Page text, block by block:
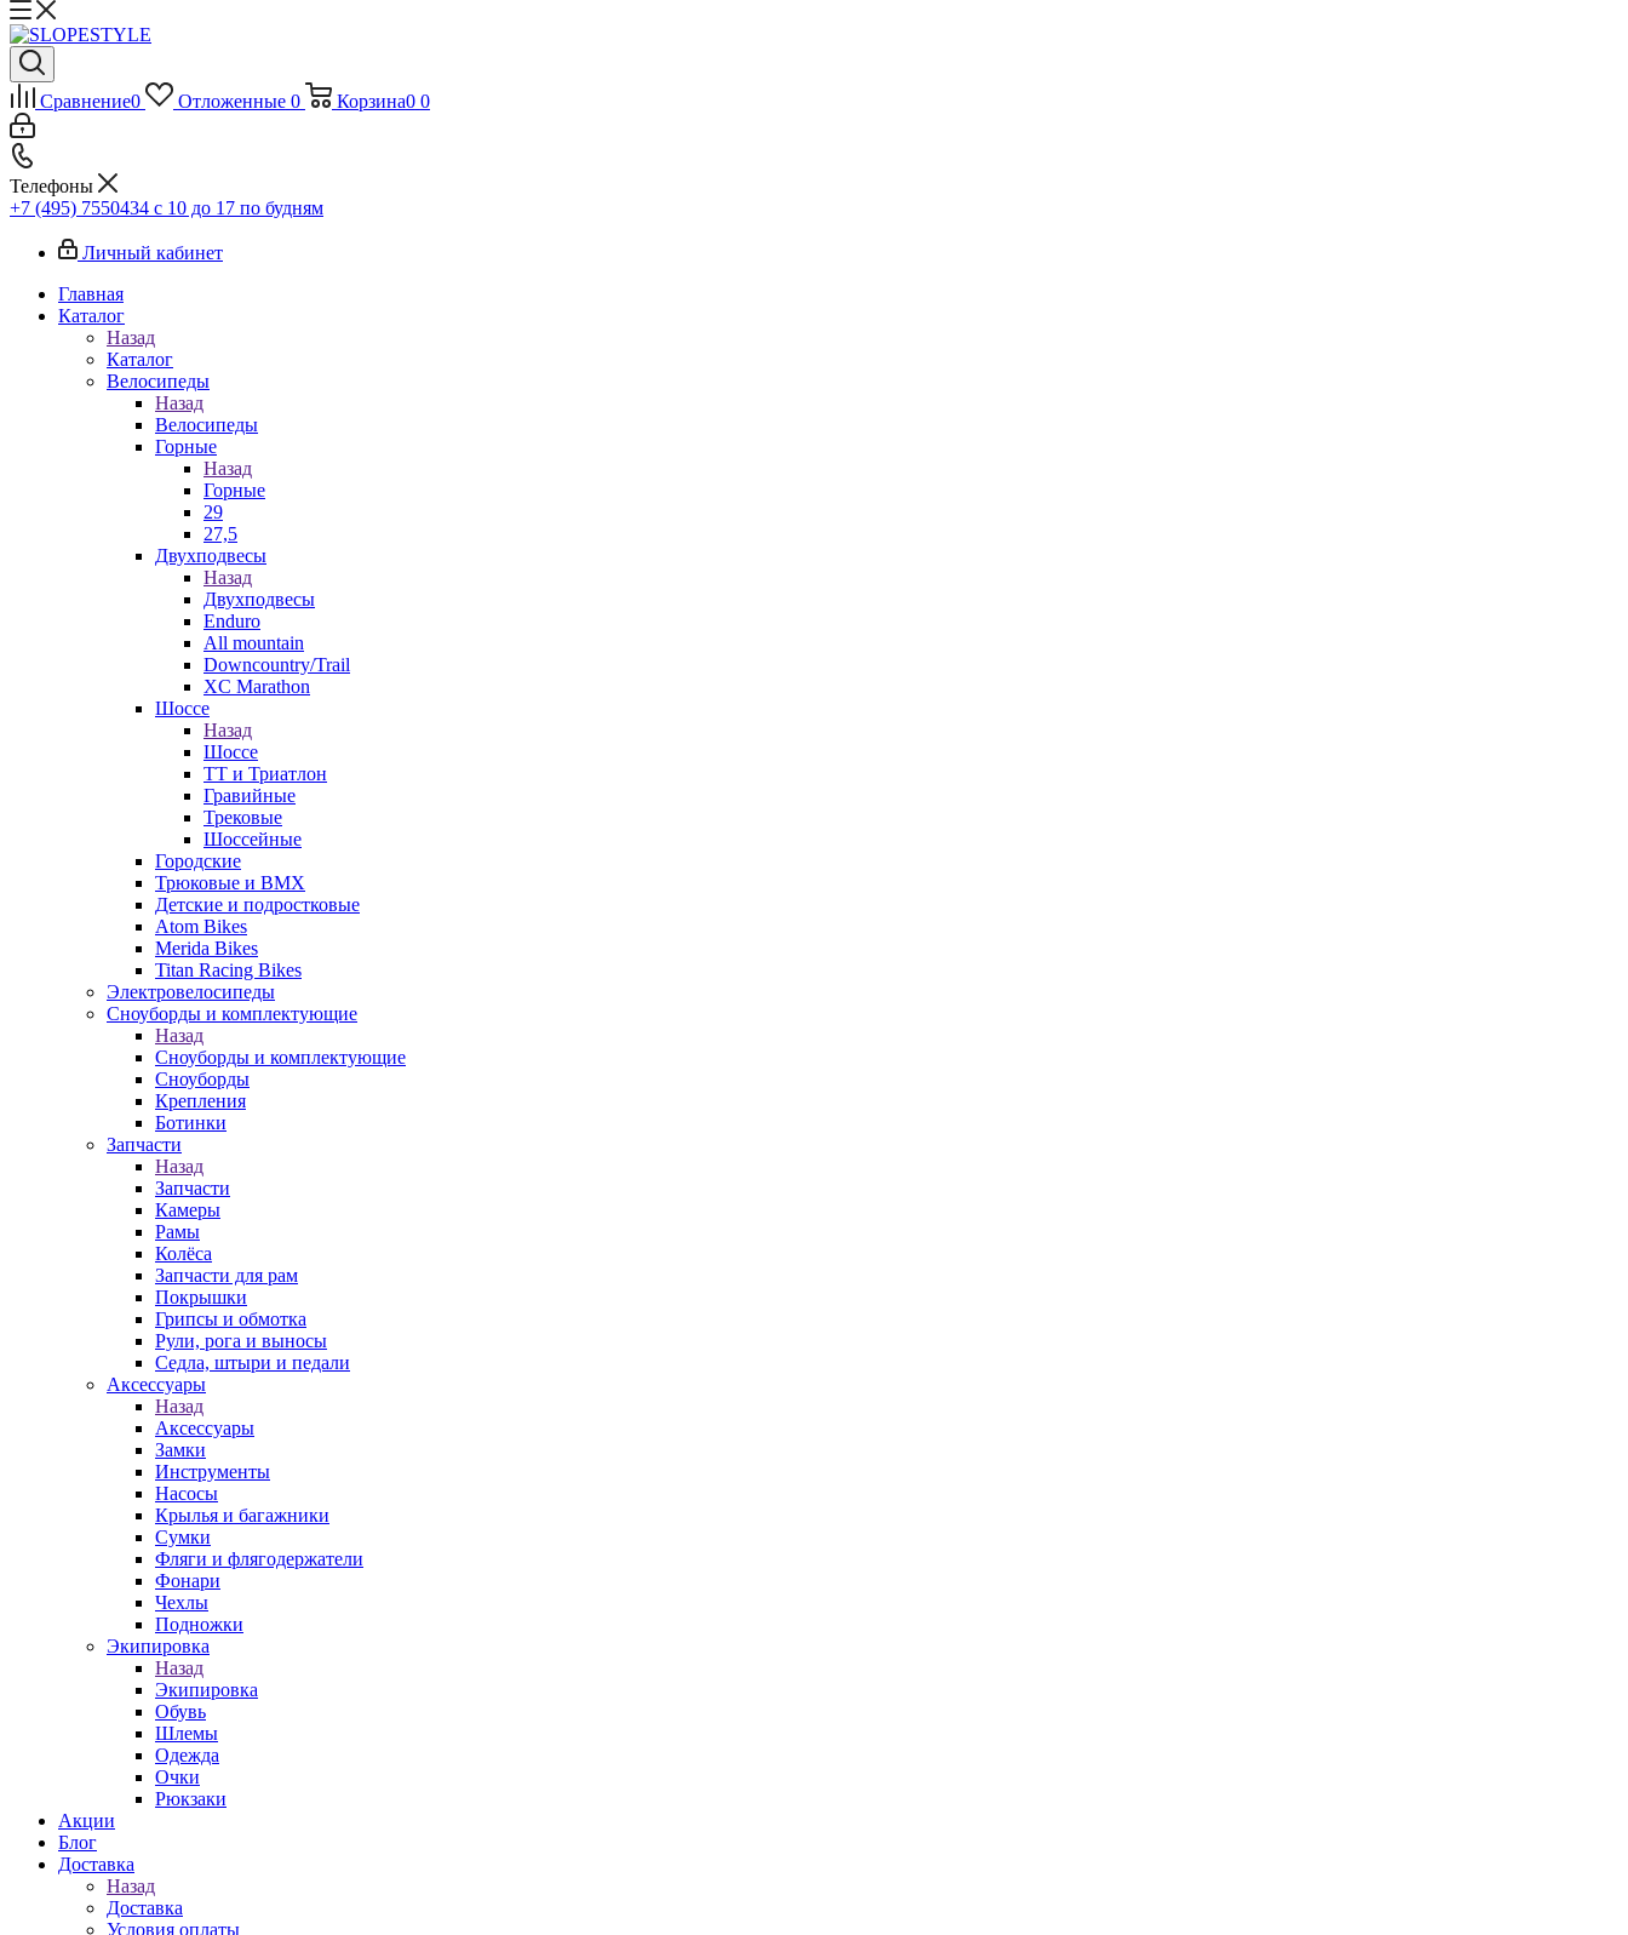
Сравнение0 Отложенные 0 Корзина0 0
Телефоны
+7 (495) 7550434 с 10 до 17 по будням
Личный кабинет
Главная
Каталог
Назад
Каталог
Велосипеды
Назад
Велосипеды
Горные
Назад
Горные
29
27,5
Двухподвесы
Назад
Двухподвесы
Enduro
All mountain
Downcountry/Trail
XC Marathon
Шоссе
Назад
Шоссе
ТТ и Триатлон
Гравийные
Трековые
Шоссейные
Городские
Трюковые и BMX
Детские и подростковые
Atom Bikes
Merida Bikes
Titan Racing Bikes
Электровелосипеды
Cноуборды и комплектующие
Назад
Cноуборды и комплектующие
Сноуборды
Крепления
Ботинки
Запчасти
Назад
Запчасти
Камеры
Рамы
Колёса
Запчасти для рам
Покрышки
Грипсы и обмотка
Рули, рога и выносы
Седла, штыри и педали
Аксессуары
Назад
Аксессуары
Замки
Инструменты
Насосы
Крылья и багажники
Сумки
Фляги и флягодержатели
Фонари
Чехлы
Подножки
Экипировка
Назад
Экипировка
Обувь
Шлемы
Одежда
Очки
Рюкзаки
Акции
Блог
Доставка
Назад
Доставка
Условия оплаты